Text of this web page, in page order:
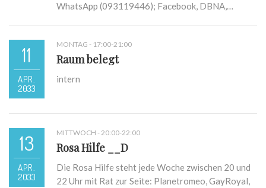
WhatsApp (093119446); Facebook, DBNA,…
11
APR.
2033
MONTAG - 17:00-21:00
Raum belegt
intern
13
APR.
2033
MITTWOCH - 20:00-22:00
Rosa Hilfe __D
Die Rosa Hilfe steht jede Woche zwischen 20 und
22 Uhr mit Rat zur Seite: Planetromeo, GayRoyal,